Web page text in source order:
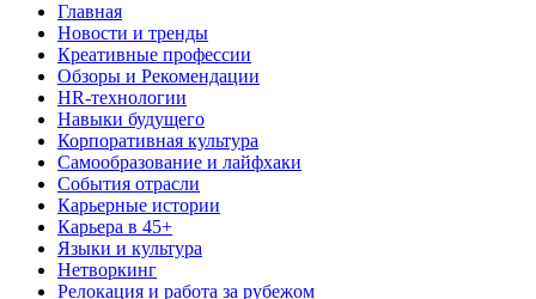
Главная
Новости и тренды
Креативные профессии
Обзоры и Рекомендации
HR‑технологии
Навыки будущего
Корпоративная культура
Самообразование и лайфхаки
События отрасли
Карьерные истории
Карьера в 45+
Языки и культура
Нетворкинг
Релокация и работа за рубежом